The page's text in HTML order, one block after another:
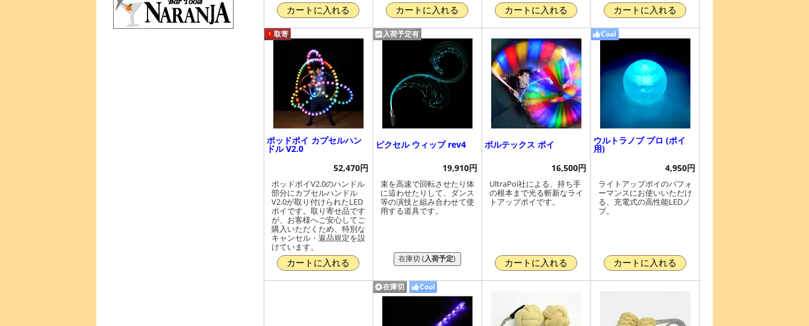
カートに入れる カートに入れる カートに入れる カートに入れる
取寄
ポッドポイ カプセルハン
ドル V2.0
52,470円
ポッドポイV2.0のハンドル
部分にカプセルハンドル
V2.0が取り付けられたLED
ポイです。取り寄せ品です
が、お客様へご安心してご
購入いただくため、特別な
キャンセル・返品規定を設
けています。
カートに入れる
入荷予定有
ピクセル ウィップ rev4
19,910円
束を高速で回転させたり体
に這わせたりして、ダンス
等の演技と組み合わせて使
用する道具です。
在庫切 (入荷予定)
ボルテックス ポイ
16,500円
UltraPoi社による、持ち手
の根本まで光る斬新なライ
トアップポイです。
カートに入れる
Cool
ウルトラノブ プロ (ポイ
用)
4,950円
ライトアップポイのパフォ
ーマンスにお使いいただけ
る、充電式の高性能LEDノ
ブ。
カートに入れる
在庫切 Cool